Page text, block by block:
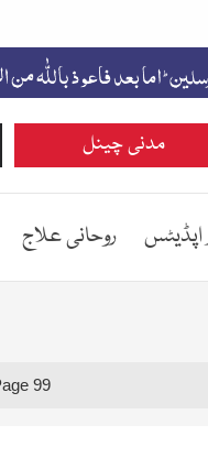
مدنی چینل
اپڈیٹس روحانی علاج
99